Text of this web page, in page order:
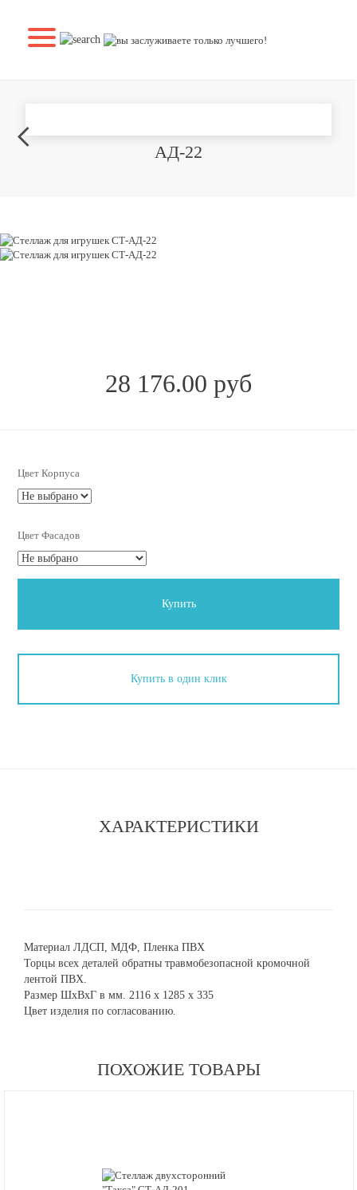
АД-22
28 176.00 руб
Цвет Корпуса
Цвет Фасадов
Купить
Купить в один клик
ХАРАКТЕРИСТИКИ
Материал ЛДСП, МДФ, Пленка ПВХ
Торцы всех деталей обратны травмобезопасной кромочной
лентой ПВХ.
Размер ШхВхГ в мм. 2116 x 1285 x 335
Цвет изделия по согласованию.
ПОХОЖИЕ ТОВАРЫ